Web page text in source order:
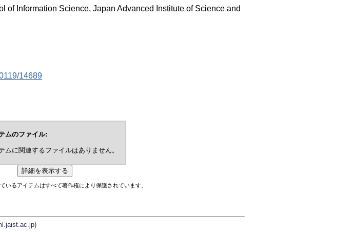
of Information Science, Japan Advanced Institute of Science and
14689
ムのファイル:
ムに関連するファイルはありません。
いるアイテムはすべて著作権により保護されています。